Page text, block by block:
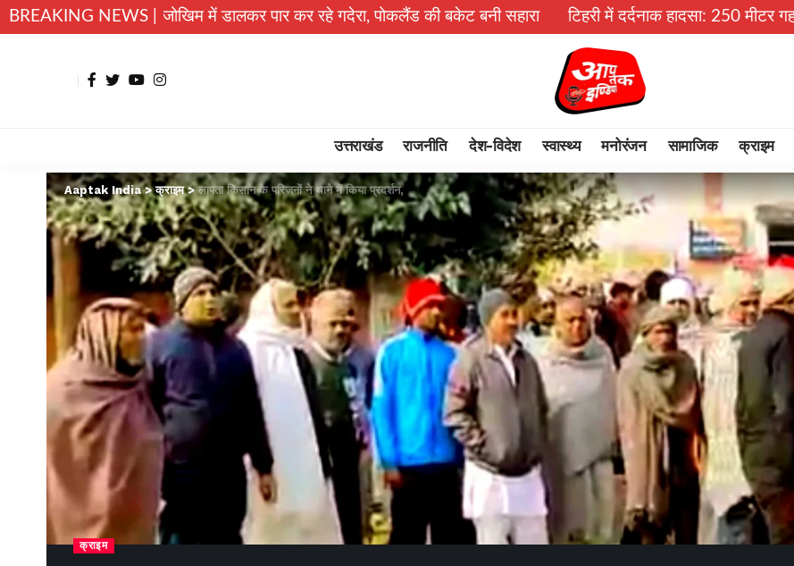
BREAKING NEWS |
जान जोखिम में डालकर पार कर रहे गदेरा, पोकलैंड की बकेट बनी सहारा टिहरी में दर्दनाक हादसा: 250 मीटर गहरी खाई में गिरी
उत्तराखंड राजनीति देश-विदेश स्वास्थ्य मनोरंजन सामाजिक क्राइम
Aaptak India>क्राइम>लापता किसान के परिजनों ने थाने में किया प्रदर्शन,
क्राइम